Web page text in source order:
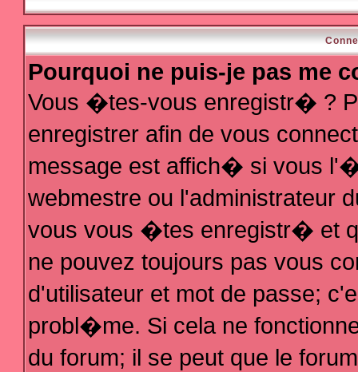
Pourquoi ne puis-je pas me
Vous �tes-vous enregistr� ?
enregistrer afin de vous
message est affich� si vous
webmestre ou l'administrateur
vous vous �tes enregistr� et
ne pouvez toujours pas vous
d'utilisateur et mot de passe;
probl�me. Si cela ne
du forum; il se peut que le